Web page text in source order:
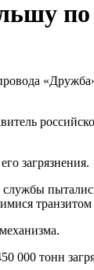
загрязнения.
транзитом
000 тонн